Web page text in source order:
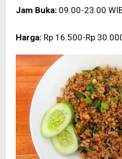
Jam Buka: 09.00-23.00
Harga: Rp 16.500-Rp